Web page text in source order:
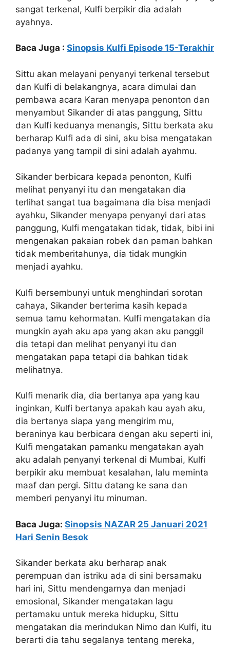
sangat terkenal, Kulfi berpikir dia adalah
ayahnya.
Baca Juga : Sinopsis Kulfi Episode 15-Terakhir
Sittu akan melayani penyanyi terkenal tersebut
dan Kulfi di belakangnya, acara dimulai dan
pembawa acara Karan menyapa penonton dan
menyambut Sikander di atas panggung, Sittu
dan Kulfi keduanya menangis, Sittu berkata aku
berharap Kulfi ada di sini, aku bisa mengatakan
padanya yang tampil di sini adalah ayahmu.
Sikander berbicara kepada penonton, Kulfi
melihat penyanyi itu dan mengatakan dia
terlihat sangat tua bagaimana dia bisa menjadi
ayahku, Sikander menyapa penyanyi dari atas
panggung, Kulfi mengatakan tidak, tidak, bibi ini
mengenakan pakaian robek dan paman bahkan
tidak memberitahunya, dia tidak mungkin
menjadi ayahku.
Kulfi bersembunyi untuk menghindari sorotan
cahaya, Sikander berterima kasih kepada
semua tamu kehormatan. Kulfi mengatakan dia
mungkin ayah aku apa yang akan aku panggil
dia tetapi dan melihat penyanyi itu dan
mengatakan papa tetapi dia bahkan tidak
melihatnya.
Kulfi menarik dia, dia bertanya apa yang kau
inginkan, Kulfi bertanya apakah kau ayah aku,
dia bertanya siapa yang mengirim mu,
beraninya kau berbicara dengan aku seperti ini,
Kulfi mengatakan pamanku mengatakan ayah
aku adalah penyanyi terkenal di Mumbai, Kulfi
berpikir aku membuat kesalahan, lalu meminta
maaf dan pergi. Sittu datang ke sana dan
memberi penyanyi itu minuman.
Baca Juga: Sinopsis NAZAR 25 Januari 2021
Hari Senin Besok
Sikander berkata aku berharap anak
perempuan dan istriku ada di sini bersamaku
hari ini, Sittu mendengarnya dan menjadi
emosional, Sikander mengatakan lagu
pertamaku untuk mereka hidupku, Sittu
mengatakan dia merindukan Nimo dan Kulfi, itu
berarti dia tahu segalanya tentang mereka,